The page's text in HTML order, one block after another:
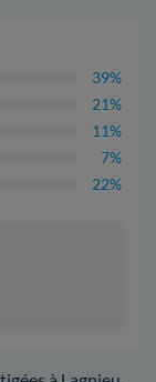
39%
21%
11%
7%
22%